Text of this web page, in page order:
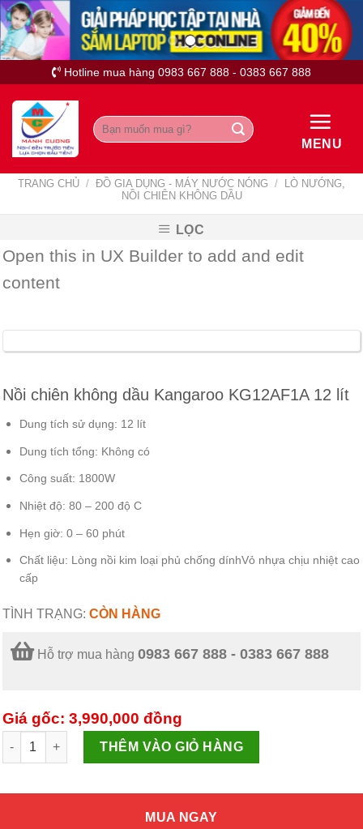
Skip
to
content
Hotline mua hàng 0983 667 888 - 0383 667 888
Tìm
kiếm:
MENU
TRANG CHỦ / ĐỒ GIA DỤNG - MÁY NƯỚC NÓNG /
LÒ NƯỚNG,
NỒI CHIÊN KHÔNG DẦU
LỌC
Open this in UX Builder to add and edit
content
Nồi chiên không dầu Kangaroo KG12AF1A 12 lít
Dung tích sử dụng: 12 lít
Dung tích tổng: Không có
Công suất: 1800W
Nhiệt độ: 80 – 200 độ C
Hẹn giờ: 0 – 60 phút
Chất liệu: Lòng nồi kim loại phủ chống dínhVỏ nhựa chịu nhiệt cao
cấp
TÌNH TRẠNG: CÒN HÀNG
Hỗ trợ mua hàng 0983 667 888 - 0383 667 888
Giá gốc: 3,990,000 đồng
Nồi chiên không dầu Kangaroo KG12AF1A 12 lít số lượng
THÊM VÀO GIỎ HÀNG
MUA NGAY